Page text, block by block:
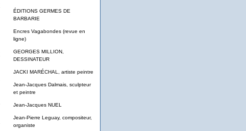
ÉDITIONS GERMES DE
BARBARIE
Encres Vagabondes (revue en
ligne)
GEORGES MILLION,
DESSINATEUR
JACKI MARÉCHAL, artiste peintre
Jean-Jacques Dalmais, sculpteur
et peintre
Jean-Jacques NUEL
Jean-Pierre Leguay, compositeur,
organiste